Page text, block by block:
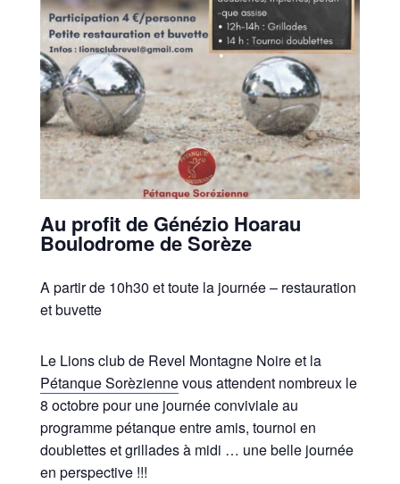
Au profit de Génézio Hoarau
Boulodrome de Sorèze
A partir de 10h30 et toute la journée – restauration
et buvette
Le Lions club de Revel Montagne Noire et la
Pétanque Sorèziennevous attendent nombreux le
8 octobre pour une journée conviviale au
programme pétanque entre amis, tournoi en
doublettes et grillades à midi … une belle journée
en perspective !!!